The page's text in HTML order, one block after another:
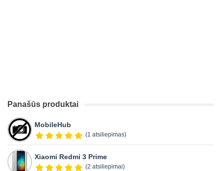
Panašūs produktai
MobileHub
(1 atsiliepimas)
Xiaomi Redmi 3 Prime
(2 atsiliepimai)